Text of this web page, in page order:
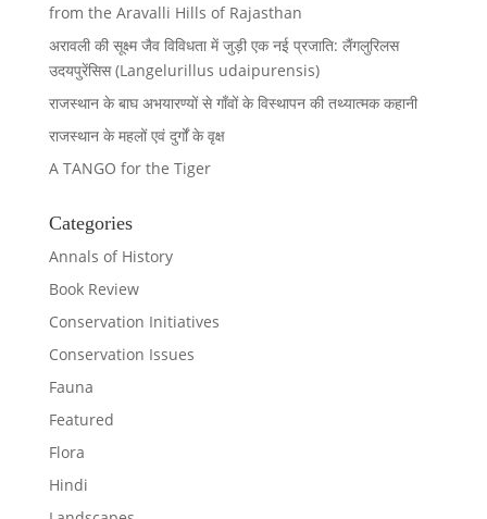
from the Aravalli Hills of Rajasthan
अरावली की सूक्ष्म जैव विविधता में जुड़ी एक नई प्रजाति: लैंगलुरिलस
उदयपुरेंसिस (Langelurillus udaipurensis)
राजस्थान के बाघ अभयारण्यों से गाँवों के विस्थापन की तथ्यात्मक कहानी
राजस्थान के महलों एवं दुर्गों के वृक्ष
A TANGO for the Tiger
Categories
Annals of History
Book Review
Conservation Initiatives
Conservation Issues
Fauna
Featured
Flora
Hindi